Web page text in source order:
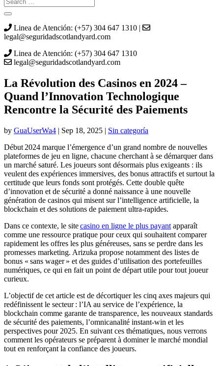
Linea de Atención: (+57) 304 647 1310 |
legal@seguridadscotlandyard.com
Linea de Atención: (+57) 304 647 1310
legal@seguridadscotlandyard.com
La Révolution des Casinos en 2024 –
Quand l’Innovation Technologique
Rencontre la Sécurité des Paiements
by GuaUserWa4 | Sep 18, 2025 | Sin categoría
Début 2024 marque l’émergence d’un grand nombre de nouvelles
plateformes de jeu en ligne, chacune cherchant à se démarquer dans
un marché saturé. Les joueurs sont désormais plus exigeants : ils
veulent des expériences immersives, des bonus attractifs et surtout la
certitude que leurs fonds sont protégés. Cette double quête
d’innovation et de sécurité a donné naissance à une nouvelle
génération de casinos qui misent sur l’intelligence artificielle, la
blockchain et des solutions de paiement ultra‑rapides.
Dans ce contexte, le sitecasino en ligne le plus payant apparaît
comme une ressource pratique pour ceux qui souhaitent comparer
rapidement les offres les plus généreuses, sans se perdre dans les
promesses marketing. Arizuka propose notamment des listes de
bonus « sans wager » et des guides d’utilisation des portefeuilles
numériques, ce qui en fait un point de départ utile pour tout joueur
curieux.
L’objectif de cet article est de décortiquer les cinq axes majeurs qui
redéfinissent le secteur : l’IA au service de l’expérience, la
blockchain comme garante de transparence, les nouveaux standards
de sécurité des paiements, l’omnicanalité instant‑win et les
perspectives pour 2025. En suivant ces thématiques, nous verrons
comment les opérateurs se préparent à dominer le marché mondial
tout en renforçant la confiance des joueurs.